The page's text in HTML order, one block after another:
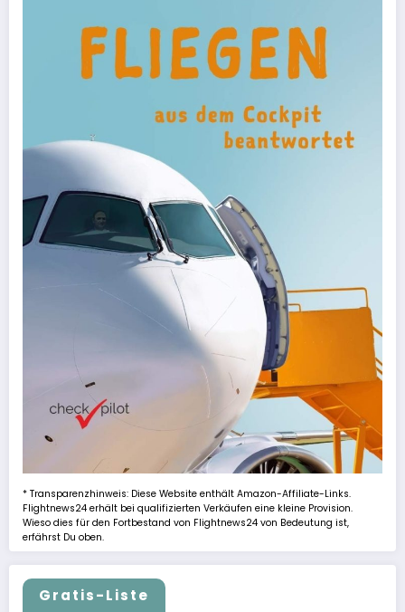
* Transparenzhinweis: Diese Website enthält Amazon-Affiliate-Links.
Flightnews24 erhält bei qualifizierten Verkäufen eine kleine Provision.
Wieso dies für den Fortbestand von Flightnews24 von Bedeutung ist,
erfährst Du oben.
Gratis-Liste